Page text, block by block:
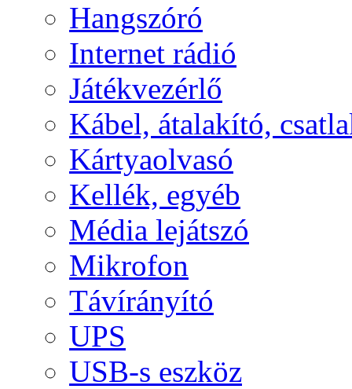
Hangszóró
Internet rádió
Játékvezérlő
Kábel, átalakító,
Kártyaolvasó
Kellék, egyéb
Média lejátszó
Mikrofon
Távírányító
UPS
USB-s eszköz